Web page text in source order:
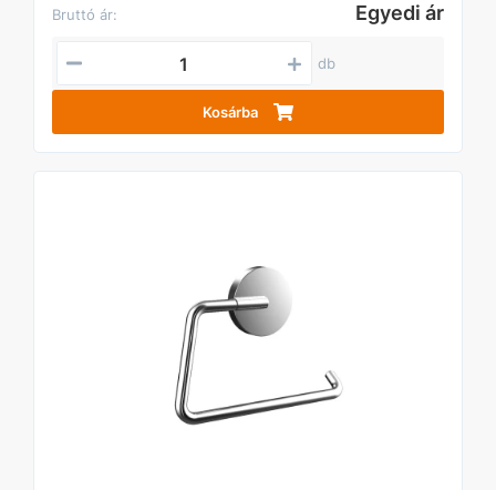
Bruttó ár:
Egyedi ár
db
Kosárba